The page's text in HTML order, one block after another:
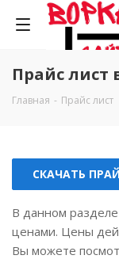
Прайс лист
Главная - Прайс лист
СКАЧАТЬ
В данном
ценами. Цены
Вы можете